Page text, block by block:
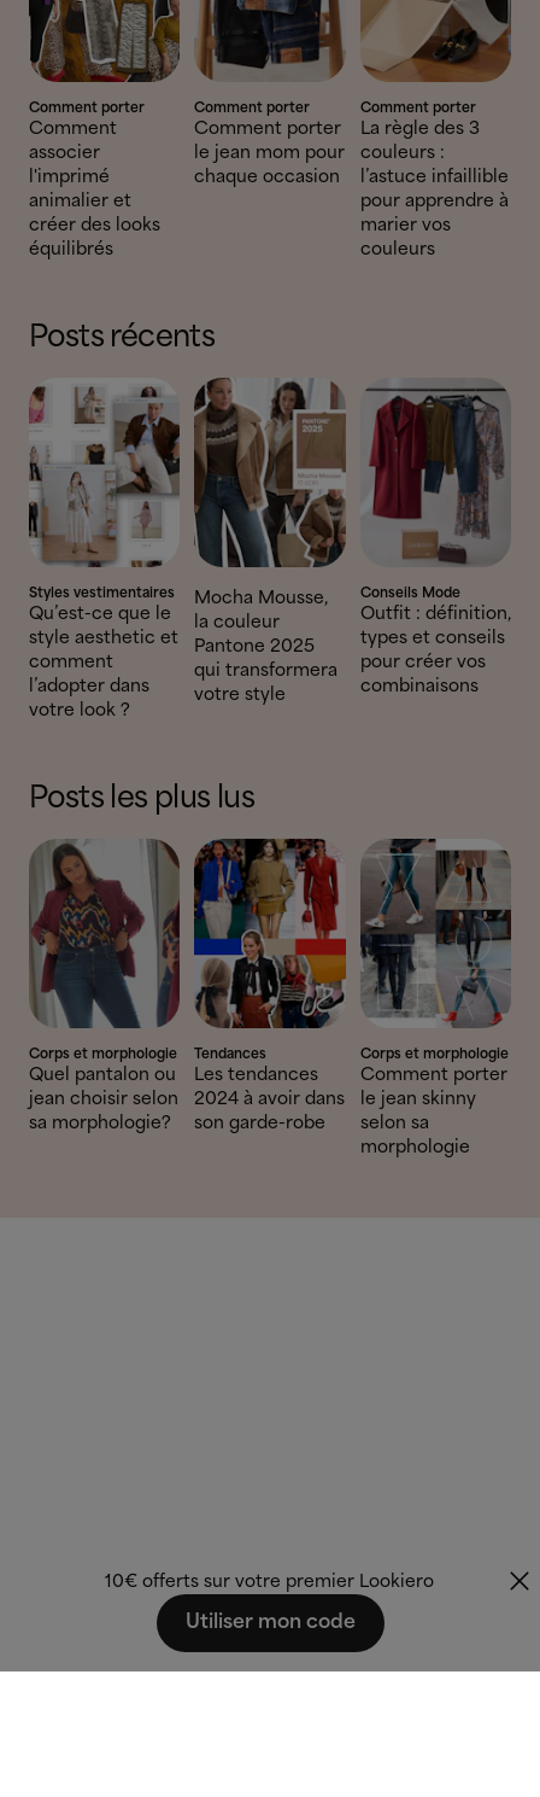
Comment porter
Comment
associer
l'imprimé
animalier et
créer des looks
équilibrés
Comment porter
Comment porter
le jean mom pour
chaque occasion
Comment porter
La règle des 3
couleurs :
l’astuce infaillible
pour apprendre à
marier vos
couleurs
Posts récents
Styles vestimentaires
Qu’est-ce que le
style aesthetic et
comment
l’adopter dans
votre look ?
Mocha Mousse,
la couleur
Pantone 2025
qui transformera
votre style
Conseils Mode
Outfit : définition,
types et conseils
pour créer vos
combinaisons
Posts les plus lus
Corps et morphologie
Quel pantalon ou
jean choisir selon
sa morphologie?
Tendances
Les tendances
2024 à avoir dans
son garde-robe
Corps et morphologie
Comment porter
le jean skinny
selon sa
morphologie
10€ offerts sur votre premier Lookiero
Utiliser mon code